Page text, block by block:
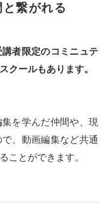
繋がれる
者限定のコミニュテ
クールもあります。
を学んだ仲間や、現
、動画編集など共通
ことができます。